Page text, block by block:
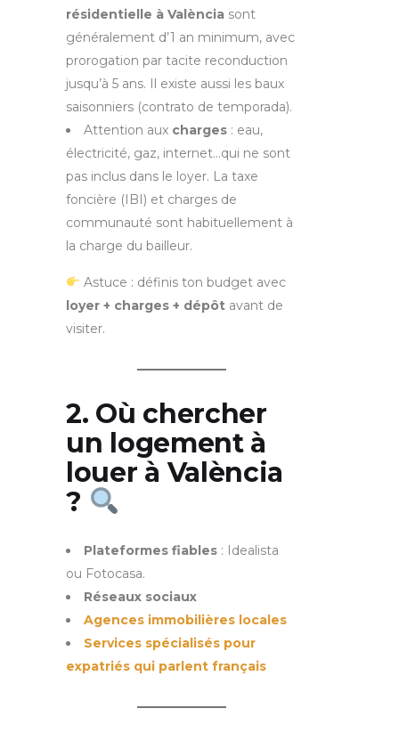
résidentielle à València sont
généralement d’1 an minimum, avec
prorogation par tacite reconduction
jusqu’à 5 ans. Il existe aussi les baux
saisonniers (contrato de temporada).
Attention aux charges : eau,
électricité, gaz, internet…qui ne sont
pas inclus dans le loyer. La taxe
foncière (IBI) et charges de
communauté sont habituellement à
la charge du bailleur.
Astuce : définis ton budget avec
loyer + charges + dépôt avant de
visiter.
2. Où chercher
un logement à
louer à València
?
Plateformes fiables : Idealista
ou Fotocasa.
Réseaux sociaux
Agences immobilières locales
Services spécialisés pour
expatriés qui parlent français